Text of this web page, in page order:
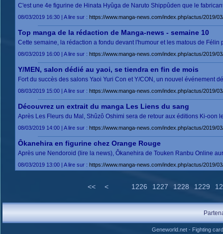
C'est une 4e figurine de Hinata Hyûga de Naruto Shippûden que le
08/03/2019 16:30 | A lire sur : https://www.manga-news.com/index.php/actus/2019/
Top manga de la rédaction de Manga-news - semaine 10
Cette semaine, la rédaction a fondu devant l'humour et les matous de
08/03/2019 16:00 | A lire sur : https://www.manga-news.com/index.php/actus/2019/
Y/MEN, salon dédié au yaoi, se tiendra en fin de mois
Fort du succès des salons Yaoi Yuri Con et Y/CON, un nouvel événement
08/03/2019 15:00 | A lire sur : https://www.manga-news.com/index.php/actus/2019/
Découvrez un extrait du manga Les Liens du sang
Après Les Fleurs du Mal, Shûzô Oshimi sera de retour aux éditions Ki-oon
08/03/2019 14:00 | A lire sur : https://www.manga-news.com/index.php/actus/2019/
Ôkanehira en figurine chez Orange Rouge
Après une Nendoroid (lire la news), Ôkanehira de Touken Ranbu Online
08/03/2019 13:00 | A lire sur : https://www.manga-news.com/index.php/actus/2019/
<< < 1226 1227 1228 1229
Geneworld.net- Fighting